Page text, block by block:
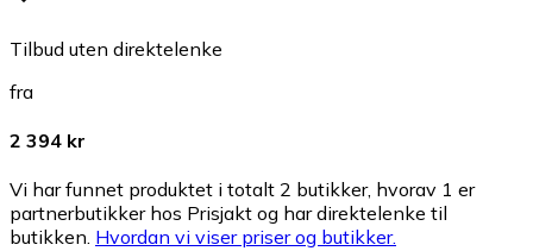
Tilbud uten direktelenke
fra
2 394 kr
Vi har funnet produktet i totalt 2 butikker, hvorav 1 er
partnerbutikker hos Prisjakt og har direktelenke til
butikken. Hvordan vi viser priser og butikker.